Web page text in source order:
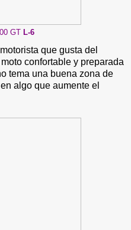
GT L-6
que gusta del
confortable y preparada
tema una buena zona de
algo que aumente el